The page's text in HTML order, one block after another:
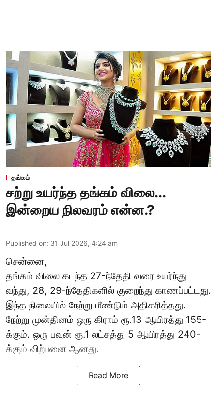
தங்கம்
சற்று உயர்ந்த தங்கம் விலை...
இன்றைய நிலவரம் என்ன.?
Published on: 31 Jul 2026, 4:24 am
சென்னை,
தங்கம் விலை கடந்த 27-ந்தேதி வரை உயர்ந்து
வந்து, 28, 29-ந்தேதிகளில் குறைந்து காணப்பட்டது.
இந்த நிலையில் நேற்று மீண்டும் அதிகரித்தது.
நேற்று முன்தினம் ஒரு கிராம் ரூ.13 ஆயிரத்து 155-
க்கும். ஒரு பவுன் ரூ.1 லட்சத்து 5 ஆயிரத்து 240-
க்கும் விற்பனை ஆனது.
Read More